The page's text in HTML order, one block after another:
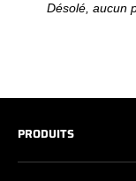
Désolé, aucun
PRODUITS